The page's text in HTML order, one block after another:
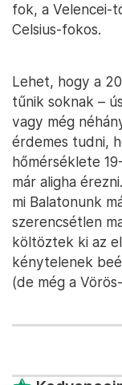
fok, a Velencei-
Celsius-fokos.
Lehet, hogy a
tűnik soknak –
vagy még
érdemes tudni,
hőmérséklete
már aligha
mi Balatonunk
szerencsétlen
költöztek ki az
kénytelenek
(de még a